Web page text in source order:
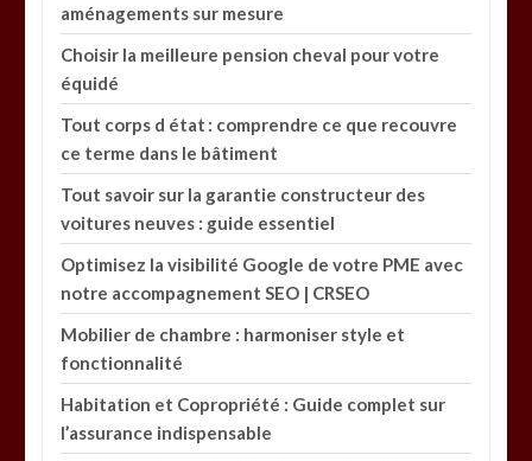
aménagements sur mesure
Choisir la meilleure pension cheval pour votre
équidé
Tout corps d état : comprendre ce que recouvre
ce terme dans le bâtiment
Tout savoir sur la garantie constructeur des
voitures neuves : guide essentiel
Optimisez la visibilité Google de votre PME avec
notre accompagnement SEO | CRSEO
Mobilier de chambre : harmoniser style et
fonctionnalité
Habitation et Copropriété : Guide complet sur
l’assurance indispensable